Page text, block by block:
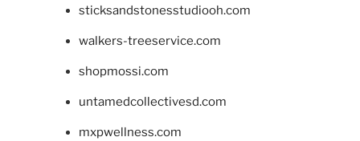
sticksandstonesstudiooh.com
walkers-treeservice.com
shopmossi.com
untamedcollectivesd.com
mxpwellness.com